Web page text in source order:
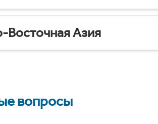
Восточная Азия
вопросы